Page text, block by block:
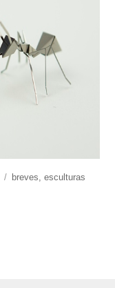
Etiquetas
breves ,esculturas